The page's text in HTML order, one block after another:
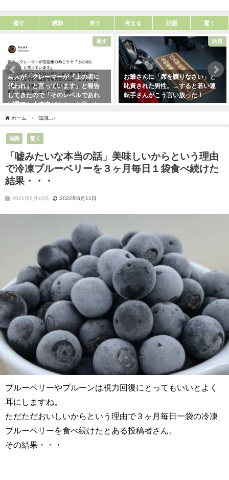
癒す 感動 笑う 考える 話題 驚く
癒す
新人が「クレーマーが『上の者に
代われ』と言っています」と報告
してきたので「そのレベルであれ
ば君でも大丈夫だよ！」と言った
った！（笑）
2021年5月10日
話題
お爺さんに「席を譲りなさい」と
叱責された男性。→すると若い運
転手さんがこう言い放った！
ホーム 知識
知識 驚く
「嘘みたいな本当の話」美味しいからという理由
で冷凍ブルーベリーを３ヶ月毎日１袋食べ続けた
結果・・・
2021年9月10日 2022年6月11日
ブルーベリーやプルーンは視力回復にとってもいいとよく
耳にしますね。
ただただおいしいからという理由で３ヶ月毎日一袋の冷凍
ブルーベリーを食べ続けたとある投稿者さん。
その結果・・・